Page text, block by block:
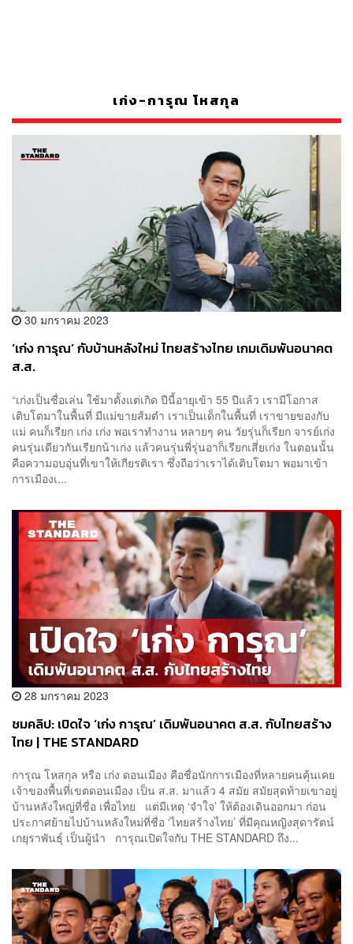
เก่ง-การุณ โหสกุล
30 มกราคม 2023
‘เก่ง การุณ’ กับบ้านหลังใหม่ ไทยสร้างไทย เกมเดิมพันอนาคต
ส.ส.
“เก่งเป็นชื่อเล่น ใช้มาตั้งแต่เกิด ปีนี้อายุเข้า 55 ปีแล้ว เรามีโอกาส
เติบโตมาในพื้นที่ มีแม่ขายส้มตำ เราเป็นเด็กในพื้นที่ เราขายของกับ
แม่ คนก็เรียก เก่ง เก่ง พอเราทำงาน หลายๆ คน วัยรุ่นก็เรียก จารย์เก่ง
คนรุ่นเดียวกันเรียกน้าเก่ง แล้วคนรุ่นพี่รุ่นอาก็เรียกเสี่ยเก่ง ในตอนนั้น
คือความอบอุ่นที่เขาให้เกียรติเรา ซึ่งถือว่าเราได้เติบโตมา พอมาเข้า
การเมืองเ...
28 มกราคม 2023
ชมคลิป: เปิดใจ ‘เก่ง การุณ’ เดิมพันอนาคต ส.ส. กับไทยสร้าง
ไทย | THE STANDARD
การุณ โหสกุล หรือ เก่ง ดอนเมือง คือชื่อนักการเมืองที่หลายคนคุ้นเคย
เจ้าของพื้นที่เขตดอนเมือง เป็น ส.ส. มาแล้ว 4 สมัย สมัยสุดท้ายเขาอยู่
บ้านหลังใหญ่ที่ชื่อ เพื่อไทย แต่มีเหตุ ‘จำใจ’ ให้ต้องเดินออกมา ก่อน
ประกาศย้ายไปบ้านหลังใหม่ที่ชื่อ ‘ไทยสร้างไทย’ ที่มีคุณหญิงสุดารัตน์
เกยุราพันธ์ุ เป็นผู้นำ การุณเปิดใจกับ THE STANDARD ถึง...